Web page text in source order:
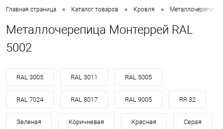
Главная страница • Каталог товаров • Кровля • Металлочерепица
Металлочерепица Монтеррей RAL
5002
RAL 3005 RAL 3011 RAL 5005
RAL 7024 RAL 8017 RAL 9005 RR 32
Зеленая Коричневая Красная Серая